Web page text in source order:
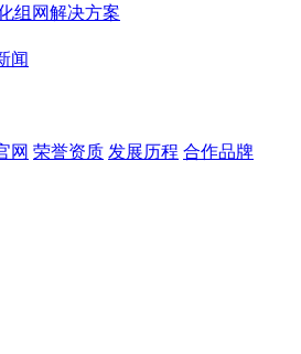
组网解决方案
闻
网 荣誉资质 发展历程 合作品牌